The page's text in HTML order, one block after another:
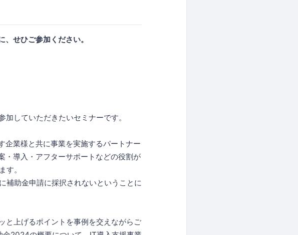
せひご参加ください。
していただきたいセミナーです。
企業様と共に事業を実施するパートナー
・導入・アフターサポートなどの役割が
す。
補助金申請に採択されないということに
と上げるポイントを事例を交えながらご